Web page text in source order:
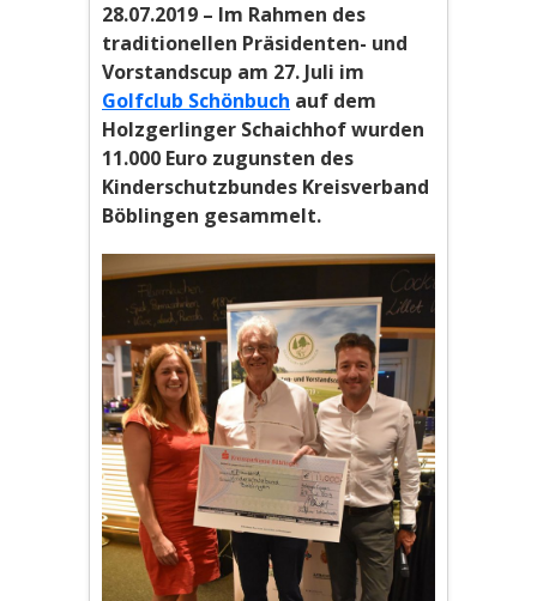
28.07.2019 – Im Rahmen des
traditionellen Präsidenten- und
Vorstandscup am 27. Juli im
Golfclub Schönbuch auf dem
Holzgerlinger Schaichhof wurden
11.000 Euro zugunsten des
Kinderschutzbundes Kreisverband
Böblingen gesammelt.